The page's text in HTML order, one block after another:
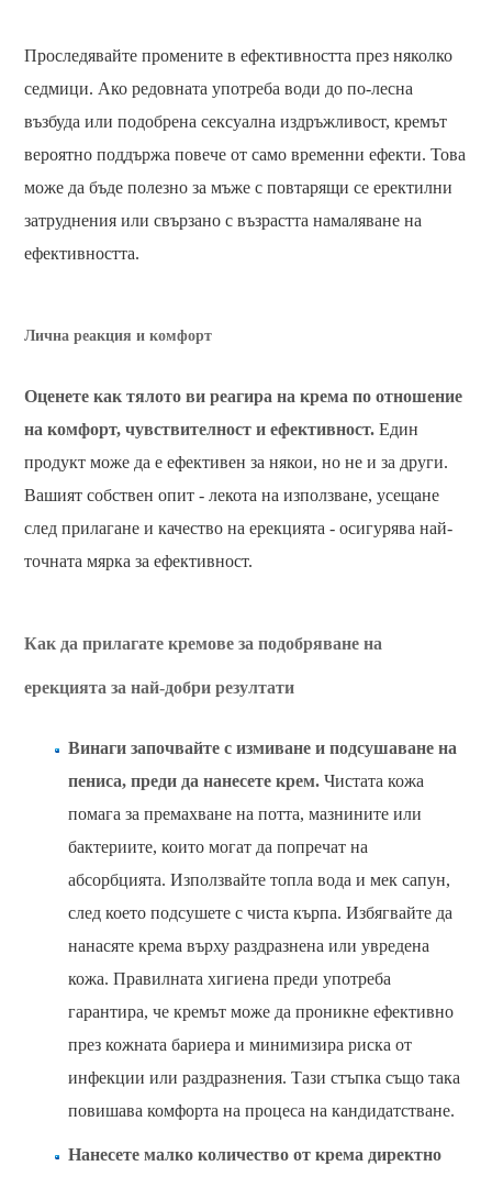
Проследявайте промените в ефективността през няколко
седмици. Ако редовната употреба води до по-лесна
възбуда или подобрена сексуална издръжливост, кремът
вероятно поддържа повече от само временни ефекти. Това
може да бъде полезно за мъже с повтарящи се еректилни
затруднения или свързано с възрастта намаляване на
ефективността.
Лична реакция и комфорт
Оценете как тялото ви реагира на крема по отношение
на комфорт, чувствителност и ефективност. Един
продукт може да е ефективен за някои, но не и за други.
Вашият собствен опит - лекота на използване, усещане
след прилагане и качество на ерекцията - осигурява най-
точната мярка за ефективност.
Как да прилагате кремове за подобряване на
ерекцията за най-добри резултати
Винаги започвайте с измиване и подсушаване на
пениса, преди да нанесете крем. Чистата кожа
помага за премахване на потта, мазнините или
бактериите, които могат да попречат на
абсорбцията. Използвайте топла вода и мек сапун,
след което подсушете с чиста кърпа. Избягвайте да
нанасяте крема върху раздразнена или увредена
кожа. Правилната хигиена преди употреба
гарантира, че кремът може да проникне ефективно
през кожната бариера и минимизира риска от
инфекции или раздразнения. Тази стъпка също така
повишава комфорта на процеса на кандидатстване.
Нанесете малко количество от крема директно